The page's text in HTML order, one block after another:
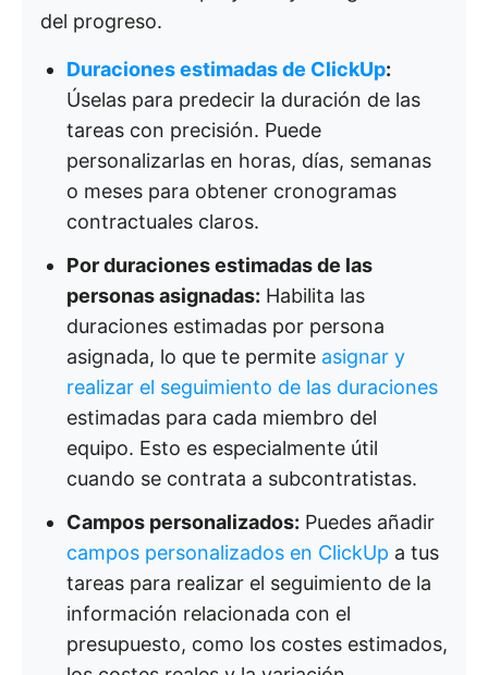
del progreso.
Duraciones estimadas de ClickUp:
Úselas para predecir la duración de las
tareas con precisión. Puede
personalizarlas en horas, días, semanas
o meses para obtener cronogramas
contractuales claros.
Por duraciones estimadas de las
personas asignadas: Habilita las
duraciones estimadas por persona
asignada, lo que te permite asignar y
realizar el seguimiento de las duraciones
estimadas para cada miembro del
equipo. Esto es especialmente útil
cuando se contrata a subcontratistas.
Campos personalizados: Puedes añadir
campos personalizados en ClickUp a tus
tareas para realizar el seguimiento de la
información relacionada con el
presupuesto, como los costes estimados,